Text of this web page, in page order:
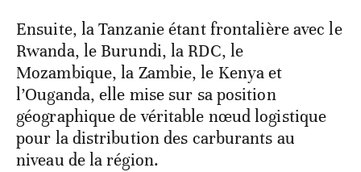
Ensuite, la Tanzanie étant frontalière avec le
Rwanda, le Burundi, la RDC, le
Mozambique, la Zambie, le Kenya et
l’Ouganda, elle mise sur sa position
géographique de véritable nœud logistique
pour la distribution des carburants au
niveau de la région.